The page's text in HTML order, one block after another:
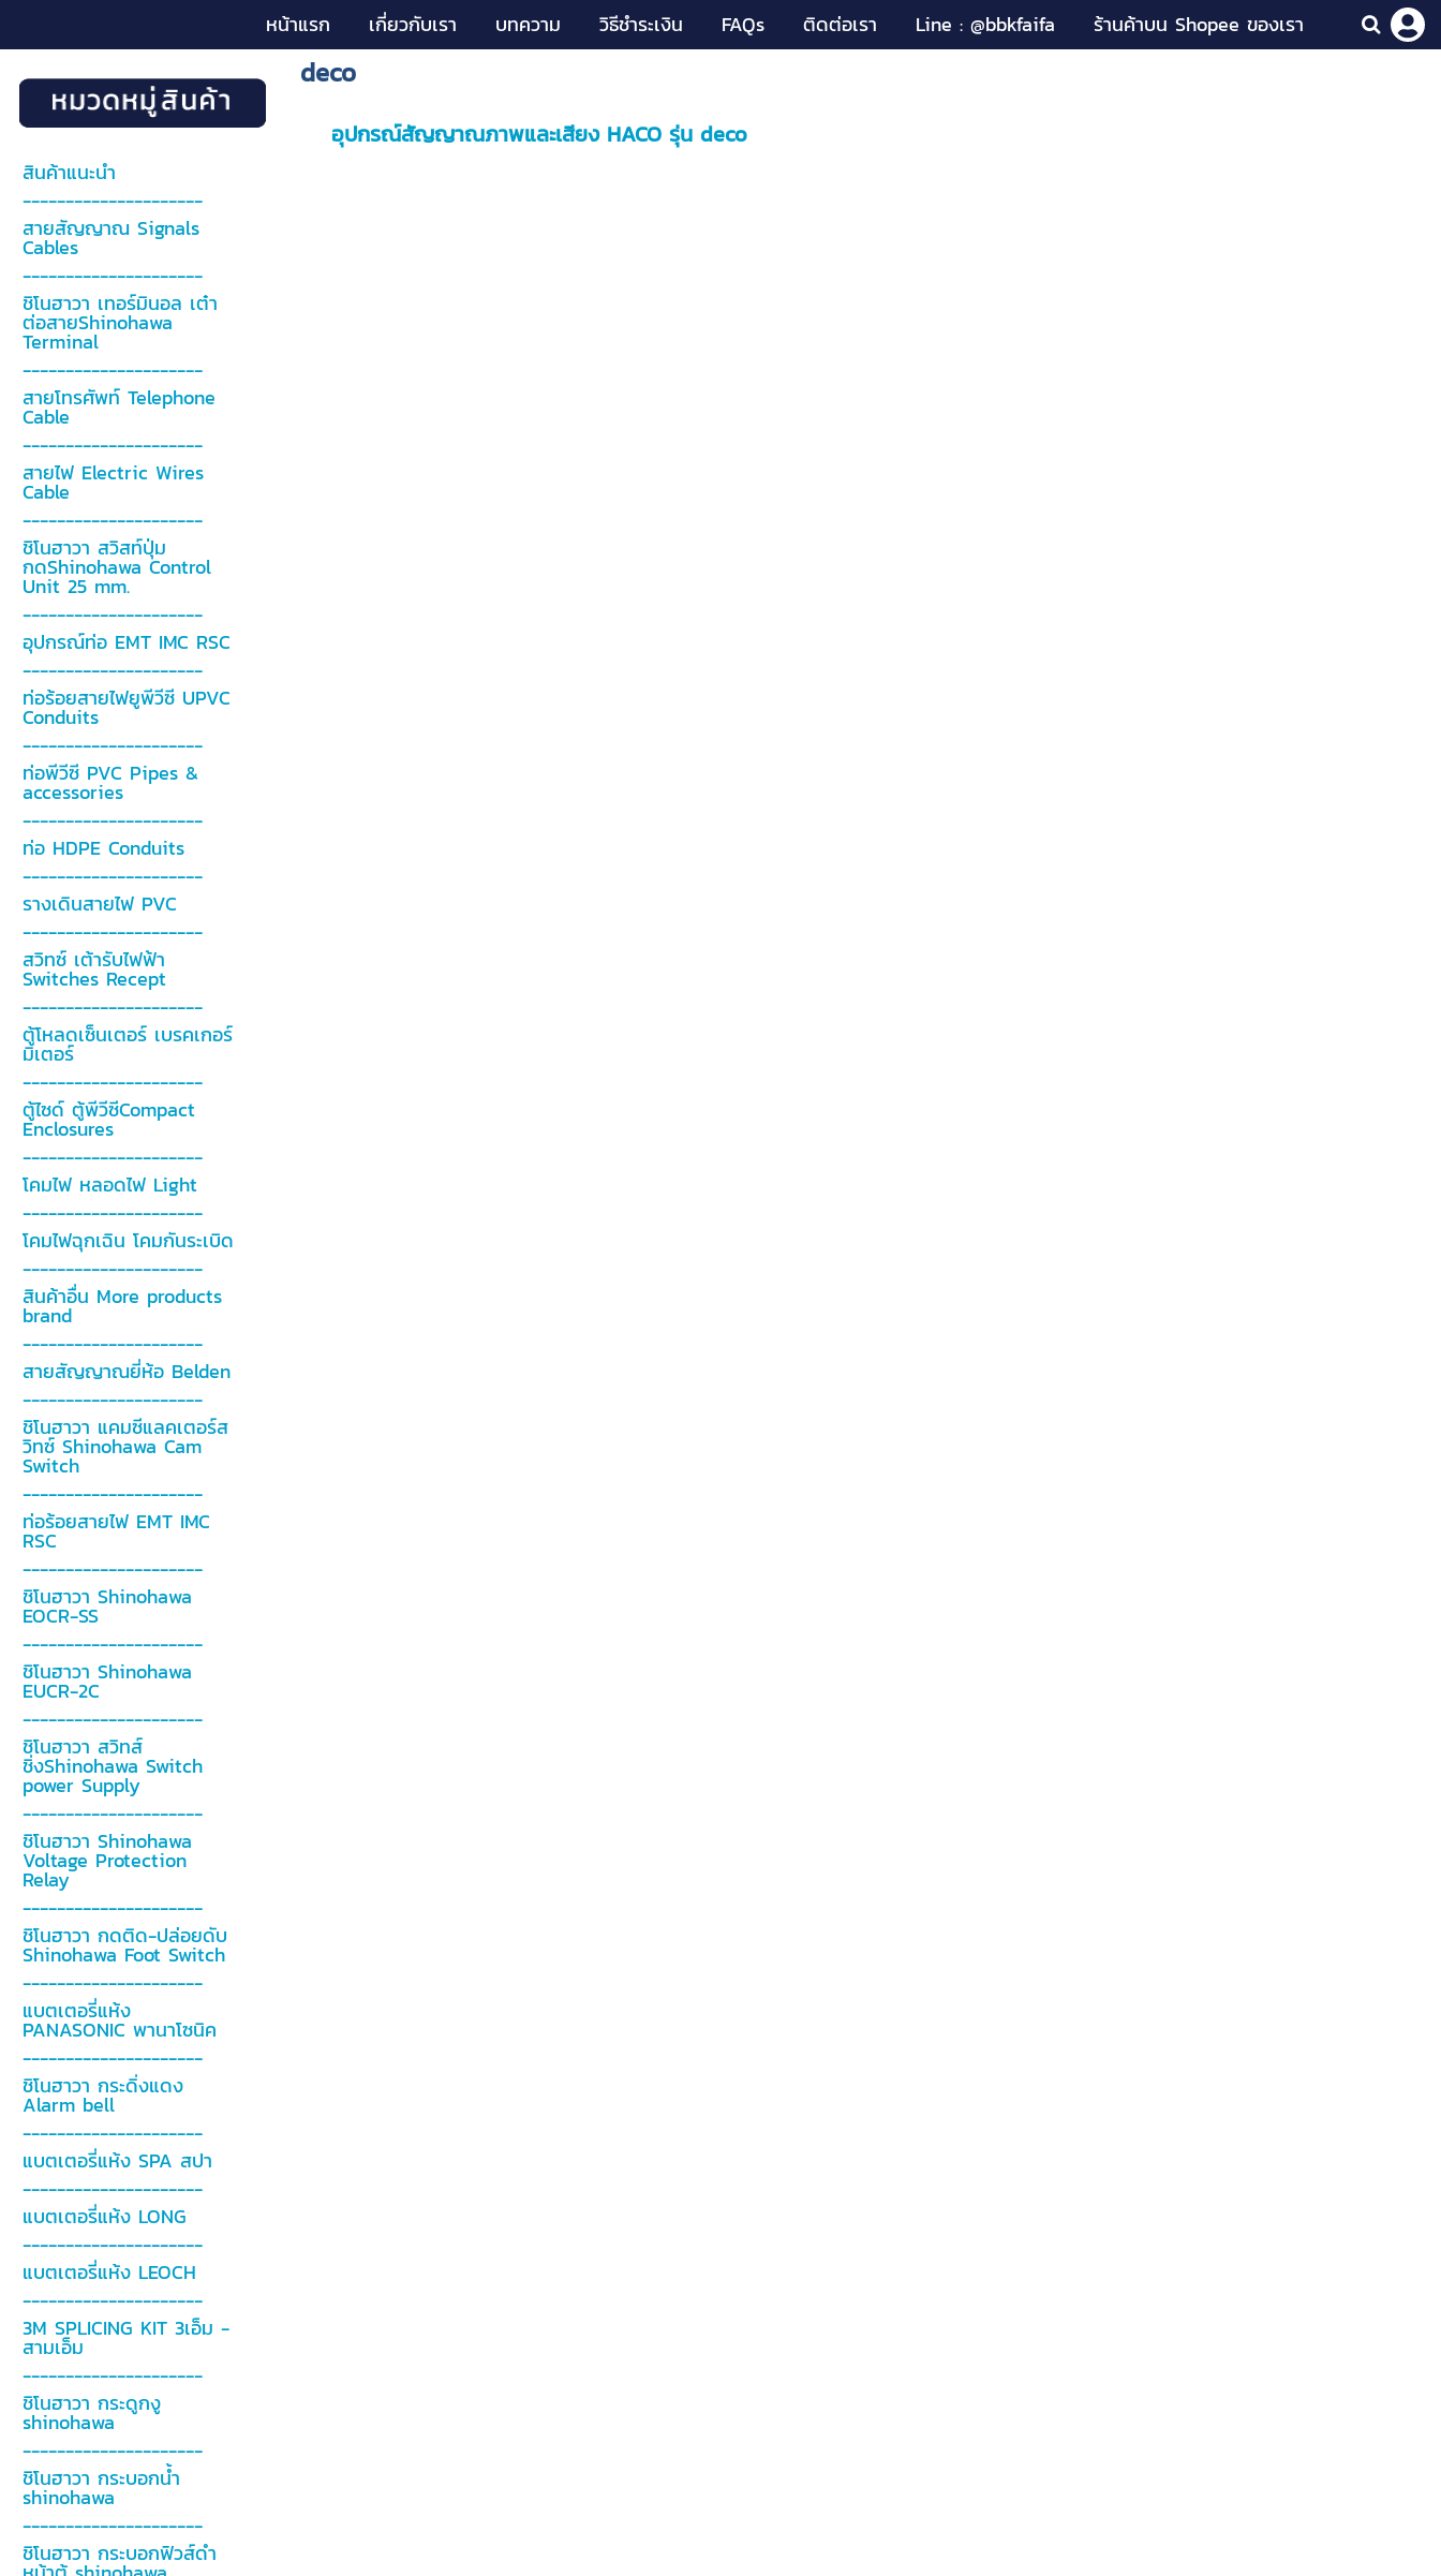
หน้าแรก เกี่ยวกับเรา บทความ วิธีชำระเงิน FAQs ติดต่อเรา Line : @bbkfaifa ร้านค้าบน Shopee ของเรา
สินค้าแนะนำ
---------------------
สายสัญญาณ Signals
Cables
---------------------
ชิโนฮาวา เทอร์มินอล เต๋า
ต่อสายShinohawa
Terminal
---------------------
สายโทรศัพท์ Telephone
Cable
---------------------
สายไฟ Electric Wires
Cable
---------------------
ชิโนฮาวา สวิสท์ปุ่ม
กดShinohawa Control
Unit 25 mm.
---------------------
อุปกรณ์ท่อ EMT IMC RSC
---------------------
ท่อร้อยสายไฟยูพีวีซี UPVC
Conduits
---------------------
ท่อพีวีซี PVC Pipes &
accessories
---------------------
ท่อ HDPE Conduits
---------------------
รางเดินสายไฟ PVC
---------------------
สวิทซ์ เต้ารับไฟฟ้า
Switches Recept
---------------------
ตู้โหลดเซ็นเตอร์ เบรคเกอร์
มิเตอร์
---------------------
ตู้ไซด์ ตู้พีวีซีCompact
Enclosures
---------------------
โคมไฟ หลอดไฟ Light
---------------------
โคมไฟฉุกเฉิน โคมกันระเบิด
---------------------
สินค้าอื่น More products
brand
---------------------
สายสัญญาณยี่ห้อ Belden
---------------------
ชิโนฮาวา แคมซีแลคเตอร์ส
วิทซ์ Shinohawa Cam
Switch
---------------------
ท่อร้อยสายไฟ EMT IMC
RSC
---------------------
ชิโนฮาวา Shinohawa
EOCR-SS
---------------------
ชิโนฮาวา Shinohawa
EUCR-2C
---------------------
ชิโนฮาวา สวิทส์
ชิ่งShinohawa Switch
power Supply
---------------------
ชิโนฮาวา Shinohawa
Voltage Protection
Relay
---------------------
ชิโนฮาวา กดติด-ปล่อยดับ
Shinohawa Foot Switch
---------------------
แบตเตอรี่แห้ง
PANASONIC พานาโซนิค
---------------------
ชิโนฮาวา กระดิ่งแดง
Alarm bell
---------------------
แบตเตอรี่แห้ง SPA สปา
---------------------
แบตเตอรี่แห้ง LONG
---------------------
แบตเตอรี่แห้ง LEOCH
---------------------
3M SPLICING KIT 3เอ็ม -
สามเอ็ม
---------------------
ชิโนฮาวา กระดูกงู
shinohawa
---------------------
ชิโนฮาวา กระบอกน้ำ
shinohawa
---------------------
ชิโนฮาวา กระบอกฟิวส์ดำ
deco
อุปกรณ์สัญญาณภาพและเสียง HACO รุ่น deco